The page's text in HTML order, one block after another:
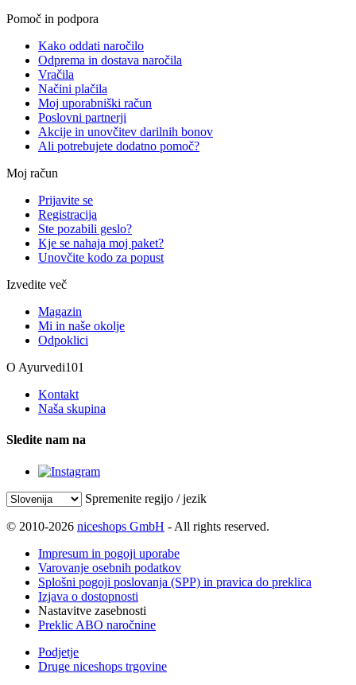
Pomoč in podpora
Kako oddati naročilo
Odprema in dostava naročila
Vračila
Načini plačila
Moj uporabniški račun
Poslovni partnerji
Akcije in unovčitev darilnih bonov
Ali potrebujete dodatno pomoč?
Moj račun
Prijavite se
Registracija
Ste pozabili geslo?
Kje se nahaja moj paket?
Unovčite kodo za popust
Izvedite več
Magazin
Mi in naše okolje
Odpoklici
O Ayurvedi101
Kontakt
Naša skupina
Sledite nam na
Spremenite regijo / jezik
© 2010-2026 niceshops GmbH - All rights reserved.
Impresum in pogoji uporabe
Varovanje osebnih podatkov
Splošni pogoji poslovanja (SPP) in pravica do preklica
Izjava o dostopnosti
Nastavitve zasebnosti
Preklic ABO naročnine
Podjetje
Druge niceshops trgovine